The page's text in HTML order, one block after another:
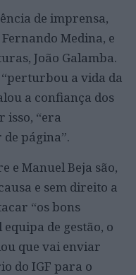
de imprensa,
Medina, e
João Galamba.
a vida da
a confiança dos
isso, “era
página”.
e Manuel Beja são,
e sem direito a
“os bons
de gestão, o
que vai enviar
do IGF para o